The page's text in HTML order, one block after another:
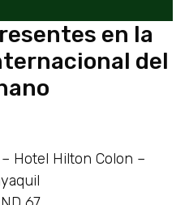
en la
del
Hotel Hilton Colon –